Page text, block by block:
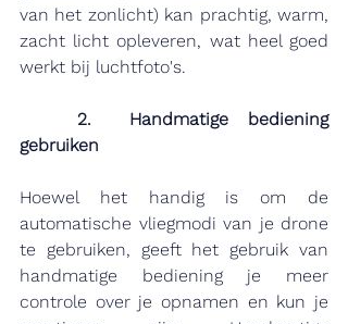
van het zonlicht) kan prachtig, warm,
zacht licht opleveren, wat heel goed
werkt bij luchtfoto's.
gebruiken
Hoewel het handig is om de
automatische vliegmodi van je drone
te gebruiken, geeft het gebruik van
handmatige bediening je meer
controle over je opnamen en kun je